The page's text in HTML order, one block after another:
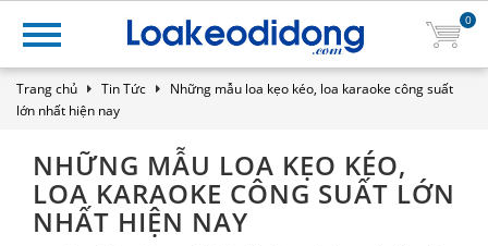
0
Trang chủ Tin Tức
Những mẫu loa kẹo kéo, loa karaoke công suất
lớn nhất hiện nay
NHỮNG MẪU LOA KẸO KÉO,
LOA KARAOKE CÔNG SUẤT LỚN
NHẤT HIỆN NAY